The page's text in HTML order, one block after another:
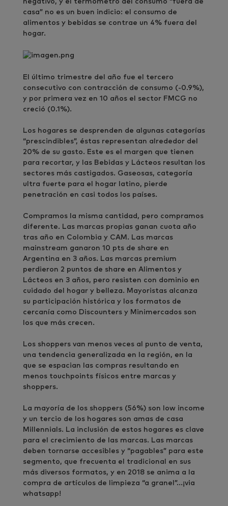
negativo, y el termómetro del consumo “fuera de
casa” no es un buen indicio: el consumo de
alimentos y bebidas se contrae un 4% fuera del
hogar.
El último trimestre del año fue el tercero
consecutivo con contracción de consumo (-0.9%),
y por primera vez en 10 años el sector FMCG no
creció (0.1%).
Los hogares se desprenden de algunas categorías
“prescindibles”, éstas representan alrededor del
20% de su gasto. Este es el margen que tienen
para recortar, y las Bebidas y Lácteos resultan los
sectores más castigados. Gaseosas, categoría
ultra fuerte para el hogar latino, pierde
penetración en casi todos los países.
Compramos la misma cantidad, pero compramos
diferente. Las marcas propias ganan cuota año
tras año en Colombia y CAM. Las marcas
mainstream ganaron 10 pts de share en
Argentina en 3 años. Las marcas premium
perdieron 2 puntos de share en Alimentos y
Lácteos en 3 años, pero resisten con dominio en
cuidado del hogar y belleza. Mayoristas alcanza
su participación histórica y los formatos de
cercanía como Discounters y Minimercados son
los que más crecen.
Los shoppers van menos veces al punto de venta,
una tendencia generalizada en la región, en la
que se espacian las compras resultando en
menos touchpoints físicos entre marcas y
shoppers.
La mayoría de los shoppers (56%) son low income
y un tercio de los hogares son amas de casa
Millennials. La inclusión de estos hogares es clave
para el crecimiento de las marcas. Las marcas
deben tornarse accesibles y “pagables” para este
segmento, que frecuenta el tradicional en sus
más diversos formatos, y en 2018 se anima a la
compra de artículos de limpieza “a granel”…¡via
whatsapp!